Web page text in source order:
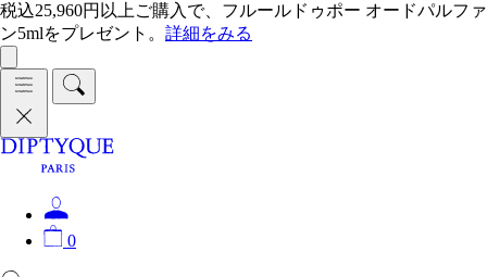
税込25,960円以上ご購入で、フルールドゥポー オードパルファ
ン5mlをプレゼント。 詳細をみる
0